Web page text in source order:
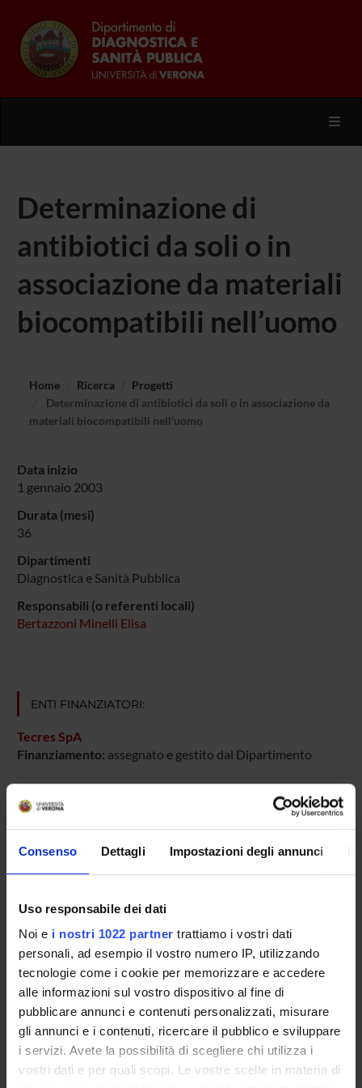
Consenso Dettagli Impostazioni degli annunci
Uso responsabile dei dati
Noi e i nostri 1022 partner trattiamo i vostri dati
personali, ad esempio il vostro numero IP, utilizzando
tecnologie come i cookie per memorizzare e accedere
alle informazioni sul vostro dispositivo al fine di
pubblicare annunci e contenuti personalizzati, misurare
gli annunci e i contenuti, ricercare il pubblico e sviluppare
i servizi. Avete la possibilità di scegliere chi utilizza i
vostri dati e per quali scopi. Le vostre scelte in materia di
Determinazione di
antibiotici da soli o in
associazione da materiali
biocompatibili nell’uomo
Home Ricerca
Progetti
Determinazione di antibiotici da soli o in associazione da
materiali biocompatibili nell’uomo
Data inizio
1 gennaio 2003
Durata (mesi)
36
Dipartimenti
Diagnostica e Sanità Pubblica
Responsabili (o referenti locali)
Bertazzoni Minelli Elisa
ENTI FINANZIATORI:
Tecres SpA
Finanziamento: assegnato e gestito dal Dipartimento
Elisa Bertazzoni Minelli
Farmacologia
ATTIVITÀ
AREE DI RICERCA